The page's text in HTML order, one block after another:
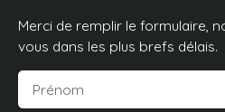
Merci de remplir le formulaire,
vous dans les plus brefs délais.
Prénom